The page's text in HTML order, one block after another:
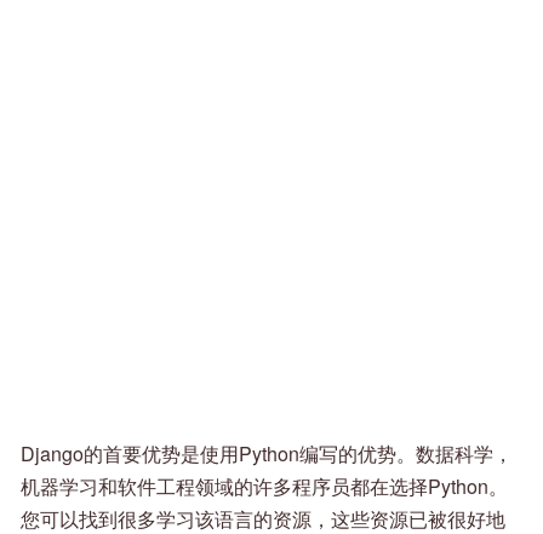
Django的首要优势是使用Python编写的优势。数据科学，
机器学习和软件工程领域的许多程序员都在选择Python。
您可以找到很多学习该语言的资源，这些资源已被很好地